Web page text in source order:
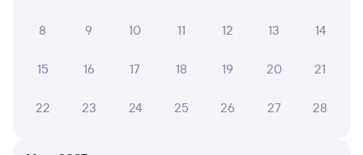
072Е Демидовский экспресс Проходящий 9,2
8 9 10 11 12 13 14
15 16 17 18 19 20 21
22 23 24 25 26 27 28